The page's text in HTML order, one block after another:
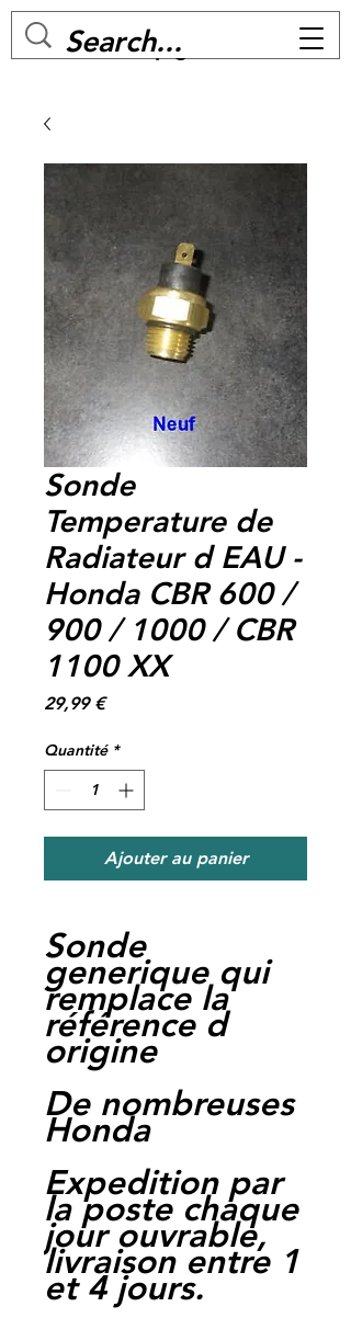
MC BIKE Perpignan
Sonde
Temperature de
Radiateur d EAU -
Honda CBR 600 /
900 / 1000 / CBR
1100 XX
29,99 €Prix
Quantité *
Ajouter au panier
Sonde
generique qui
remplace la
référence d
origine
De nombreuses
Honda
Expedition par
la poste chaque
jour ouvrable,
livraison entre 1
et 4 jours.